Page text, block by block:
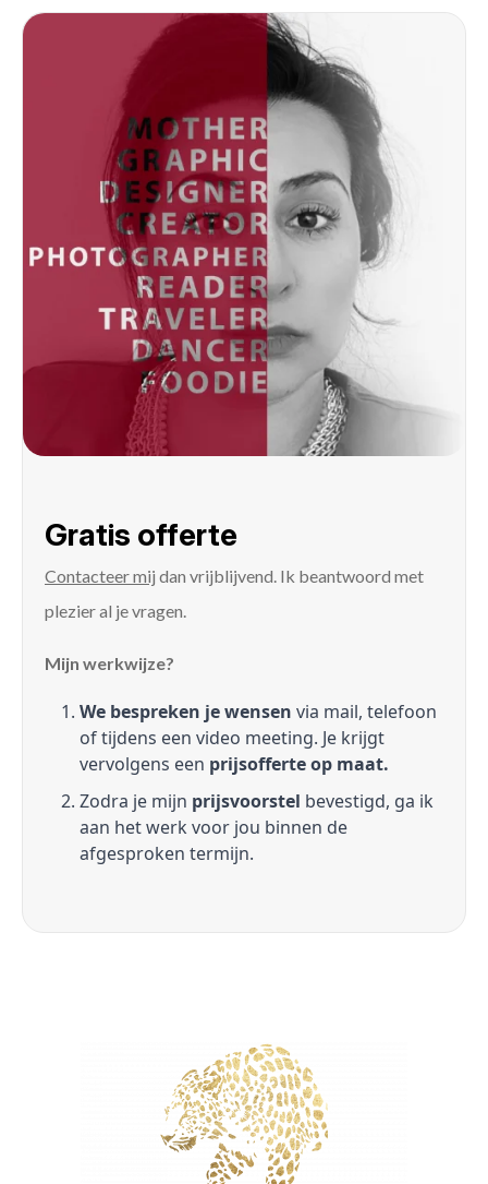
Gratis offerte
Contacteer mij dan vrijblijvend. Ik beantwoord met
plezier al je vragen.
Mijn werkwijze?
We bespreken je wensen via mail, telefoon
of tijdens een video meeting. Je krijgt
vervolgens een prijsofferte op maat.
Zodra je mijn prijsvoorstel bevestigd, ga ik
aan het werk voor jou binnen de
afgesproken termijn.